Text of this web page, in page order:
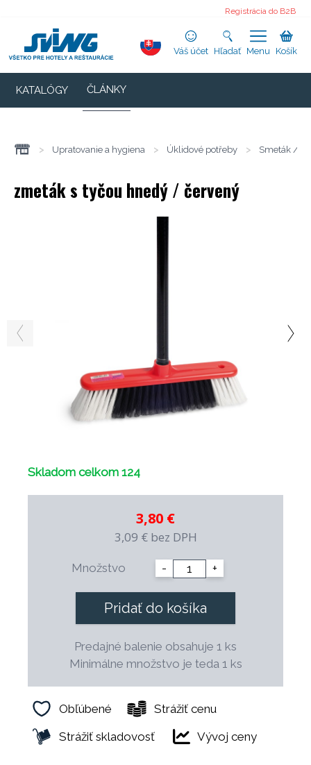
Registrácia do B2B
Váš účet Hľadať Menu Košík
KATALÓGY ČLÁNKY
> Upratovanie a hygiena > Úklidové potřeby > Smeták /
zmeták s tyčou hnedý / červený
Skladom celkom 124
3,80 €
3,09 € bez DPH
Množstvo - +
Pridať do košíka
Predajné balenie obsahuje 1 ks
Minimálne množstvo je teda 1 ks
Obľúbené
Strážiť cenu
Strážiť skladovosť
Vývoj ceny